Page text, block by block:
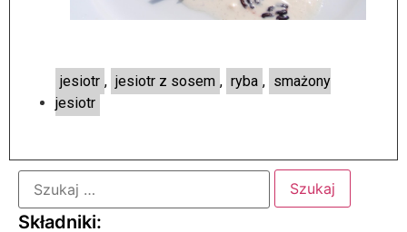
jesiotr , jesiotr z sosem , ryba , smażony
jesiotr